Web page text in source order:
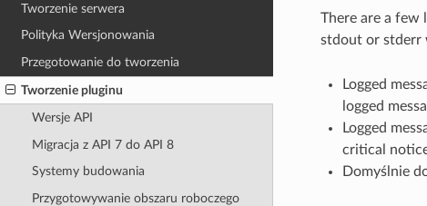
Tworzenie serwera
Polityka Wersjonowania
Przegotowanie do tworzenia
Tworzenie pluginu
Wersje API
Migracja z API 7 do API 8
Systemy budowania
Przygotowywanie obszaru roboczego
There are a few
stdout or stderr
Logged
logged
Logged
critical
Domyślnie